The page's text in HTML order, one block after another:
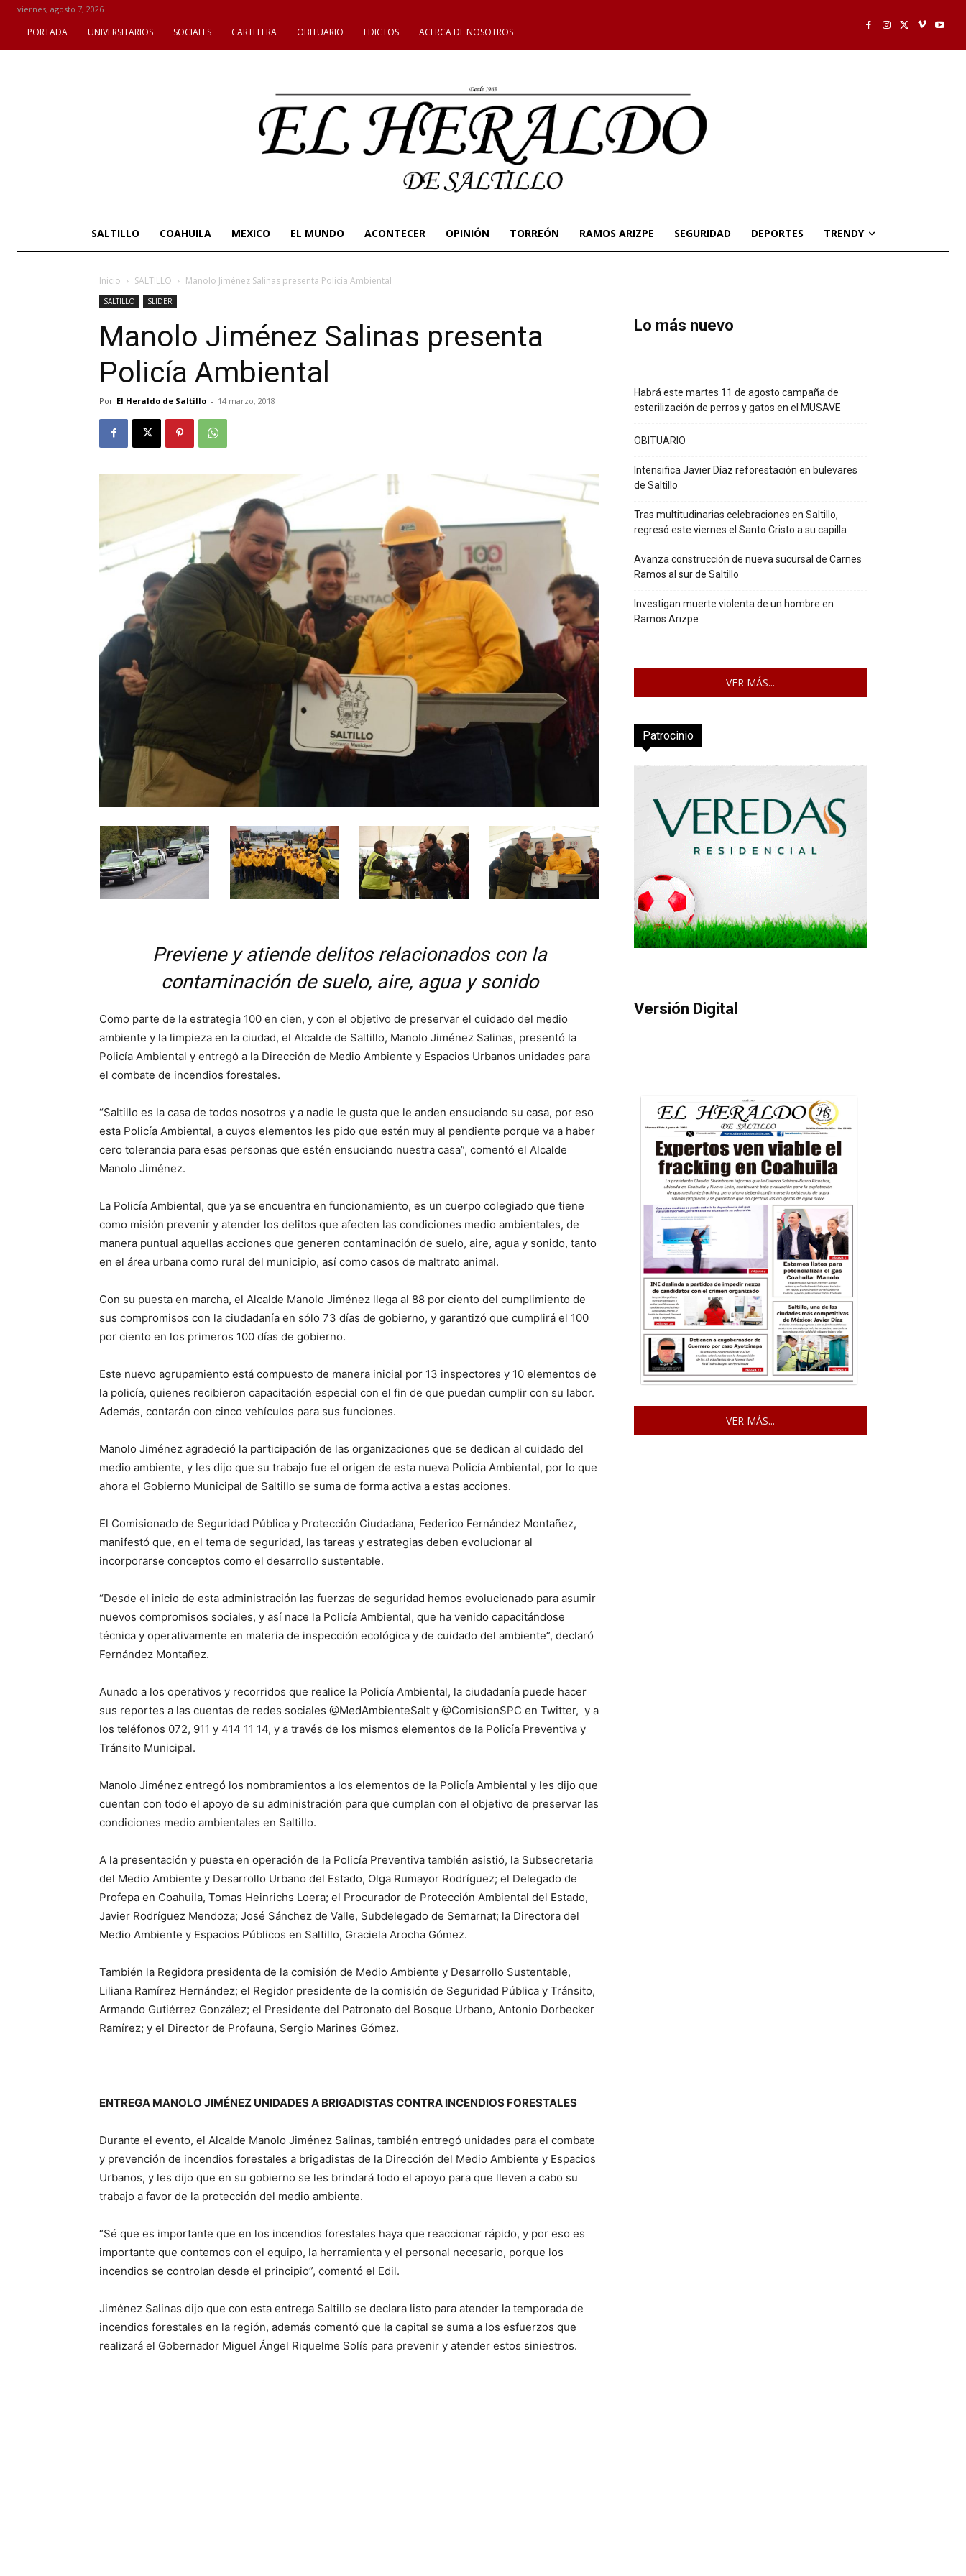
viernes, agosto 7, 2026
PORTADA UNIVERSITARIOS SOCIALES CARTELERA OBITUARIO EDICTOS ACERCA DE NOSOTROS
SALTILLO COAHUILA MEXICO EL MUNDO ACONTECER OPINIÓN TORREÓN RAMOS ARIZPE SEGURIDAD DEPORTES TRENDY
Inicio SALTILLO Manolo Jiménez Salinas presenta Policía Ambiental
SALTILLO SLIDER
Manolo Jiménez Salinas presenta
Policía Ambiental
Por El Heraldo de Saltillo - 14 marzo, 2018
Previene y atiende delitos relacionados con la
contaminación de suelo, aire, agua y sonido
Como parte de la estrategia 100 en cien, y con el objetivo de preservar el cuidado del medio
ambiente y la limpieza en la ciudad, el Alcalde de Saltillo, Manolo Jiménez Salinas, presentó la
Policía Ambiental y entregó a la Dirección de Medio Ambiente y Espacios Urbanos unidades para
el combate de incendios forestales.
“Saltillo es la casa de todos nosotros y a nadie le gusta que le anden ensuciando su casa, por eso
esta Policía Ambiental, a cuyos elementos les pido que estén muy al pendiente porque va a haber
cero tolerancia para esas personas que estén ensuciando nuestra casa”, comentó el Alcalde
Manolo Jiménez.
La Policía Ambiental, que ya se encuentra en funcionamiento, es un cuerpo colegiado que tiene
como misión prevenir y atender los delitos que afecten las condiciones medio ambientales, de
manera puntual aquellas acciones que generen contaminación de suelo, aire, agua y sonido, tanto
en el área urbana como rural del municipio, así como casos de maltrato animal.
Con su puesta en marcha, el Alcalde Manolo Jiménez llega al 88 por ciento del cumplimiento de
sus compromisos con la ciudadanía en sólo 73 días de gobierno, y garantizó que cumplirá el 100
por ciento en los primeros 100 días de gobierno.
Este nuevo agrupamiento está compuesto de manera inicial por 13 inspectores y 10 elementos de
la policía, quienes recibieron capacitación especial con el fin de que puedan cumplir con su labor.
Además, contarán con cinco vehículos para sus funciones.
Manolo Jiménez agradeció la participación de las organizaciones que se dedican al cuidado del
medio ambiente, y les dijo que su trabajo fue el origen de esta nueva Policía Ambiental, por lo que
ahora el Gobierno Municipal de Saltillo se suma de forma activa a estas acciones.
El Comisionado de Seguridad Pública y Protección Ciudadana, Federico Fernández Montañez,
manifestó que, en el tema de seguridad, las tareas y estrategias deben evolucionar al
incorporarse conceptos como el desarrollo sustentable.
“Desde el inicio de esta administración las fuerzas de seguridad hemos evolucionado para asumir
nuevos compromisos sociales, y así nace la Policía Ambiental, que ha venido capacitándose
técnica y operativamente en materia de inspección ecológica y de cuidado del ambiente”, declaró
Fernández Montañez.
Aunado a los operativos y recorridos que realice la Policía Ambiental, la ciudadanía puede hacer
sus reportes a las cuentas de redes sociales @MedAmbienteSalt y @ComisionSPC en Twitter, y a
los teléfonos 072, 911 y 414 11 14, y a través de los mismos elementos de la Policía Preventiva y
Tránsito Municipal.
Manolo Jiménez entregó los nombramientos a los elementos de la Policía Ambiental y les dijo que
cuentan con todo el apoyo de su administración para que cumplan con el objetivo de preservar las
condiciones medio ambientales en Saltillo.
A la presentación y puesta en operación de la Policía Preventiva también asistió, la Subsecretaria
del Medio Ambiente y Desarrollo Urbano del Estado, Olga Rumayor Rodríguez; el Delegado de
Profepa en Coahuila, Tomas Heinrichs Loera; el Procurador de Protección Ambiental del Estado,
Javier Rodríguez Mendoza; José Sánchez de Valle, Subdelegado de Semarnat; la Directora del
Medio Ambiente y Espacios Públicos en Saltillo, Graciela Arocha Gómez.
También la Regidora presidenta de la comisión de Medio Ambiente y Desarrollo Sustentable,
Liliana Ramírez Hernández; el Regidor presidente de la comisión de Seguridad Pública y Tránsito,
Armando Gutiérrez González; el Presidente del Patronato del Bosque Urbano, Antonio Dorbecker
Ramírez; y el Director de Profauna, Sergio Marines Gómez.
ENTREGA MANOLO JIMÉNEZ UNIDADES A BRIGADISTAS CONTRA INCENDIOS FORESTALES
Durante el evento, el Alcalde Manolo Jiménez Salinas, también entregó unidades para el combate
y prevención de incendios forestales a brigadistas de la Dirección del Medio Ambiente y Espacios
Urbanos, y les dijo que en su gobierno se les brindará todo el apoyo para que lleven a cabo su
trabajo a favor de la protección del medio ambiente.
“Sé que es importante que en los incendios forestales haya que reaccionar rápido, y por eso es
importante que contemos con el equipo, la herramienta y el personal necesario, porque los
incendios se controlan desde el principio”, comentó el Edil.
Jiménez Salinas dijo que con esta entrega Saltillo se declara listo para atender la temporada de
incendios forestales en la región, además comentó que la capital se suma a los esfuerzos que
realizará el Gobernador Miguel Ángel Riquelme Solís para prevenir y atender estos siniestros.
Lo más nuevo
Habrá este martes 11 de agosto campaña de
esterilización de perros y gatos en el MUSAVE
OBITUARIO
Intensifica Javier Díaz reforestación en bulevares
de Saltillo
Tras multitudinarias celebraciones en Saltillo,
regresó este viernes el Santo Cristo a su capilla
Avanza construcción de nueva sucursal de Carnes
Ramos al sur de Saltillo
Investigan muerte violenta de un hombre en
Ramos Arizpe
VER MÁS...
Patrocinio
Versión Digital
VER MÁS...